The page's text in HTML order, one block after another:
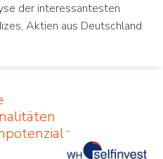
der interessantesten
Aktien aus Deutschland